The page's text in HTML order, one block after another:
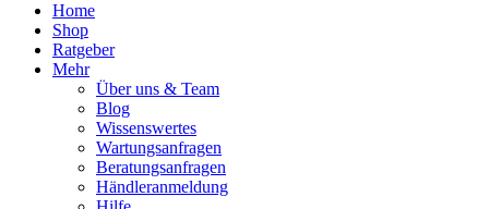
Home
Shop
Ratgeber
Mehr
Über uns & Team
Blog
Wissenswertes
Wartungsanfragen
Beratungsanfragen
Händleranmeldung